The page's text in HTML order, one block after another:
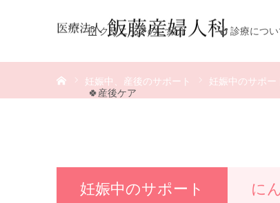
クリニックのご紹介 診療につい
🍀産後ケア
妊娠中、産後のサポート 妊娠中のサポー
妊娠中のサポート に